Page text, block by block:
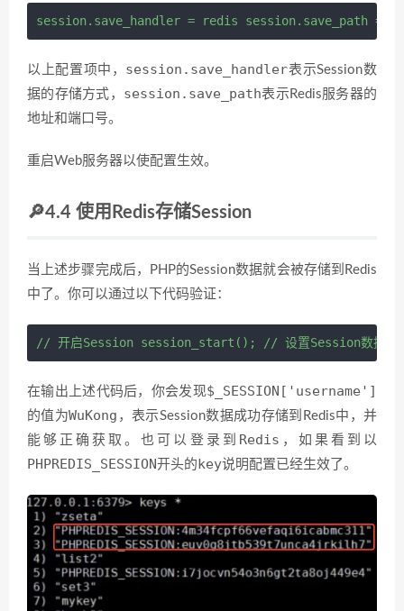
session.save_handler = redis session.save_path =
以上配置项中， session.save_handler表示Session数
据的存储方式， session.save_path表示Redis服务器的
地址和端口号。
重启Web服务器以使配置生效。
🔎4.4 使用Redis存储Session
当上述步骤完成后，PHP的Session数据就会被存储到Redis
中了。你可以通过以下代码验证：
// 开启Session session_start ( ) ; // 设置Session数据
在输出上述代码后，你会发现$_SESSION['username']
的值为WuKong ，表示Session数据成功存储到Redis中，并
能够正确获取。也可以登录到 Redis ，如果看到以
PHPREDIS_SESSION开头的key说明配置已经生效了。